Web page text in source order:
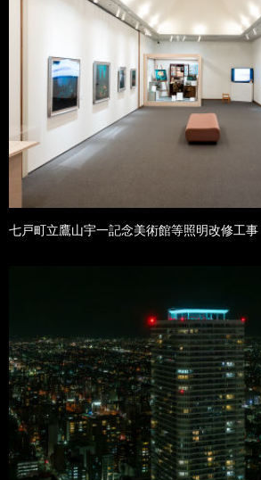
七戸町立鷹山宇一記念美術館等照明改修工事